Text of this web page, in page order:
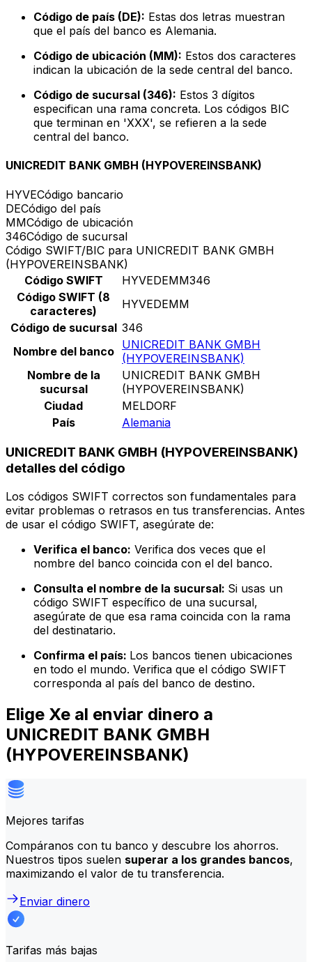
Código de país (DE): Estas dos letras muestran
que el país del banco es Alemania.
Código de ubicación (MM): Estos dos caracteres
indican la ubicación de la sede central del banco.
Código de sucursal (346): Estos 3 dígitos
especifican una rama concreta. Los códigos BIC
que terminan en 'XXX', se refieren a la sede
central del banco.
UNICREDIT BANK GMBH (HYPOVEREINSBANK)
HYVECódigo bancario
DECódigo del país
MMCódigo de ubicación
346Código de sucursal
Código SWIFT/BIC para UNICREDIT BANK GMBH
(HYPOVEREINSBANK)
Código SWIFT
HYVEDEMM346
Código SWIFT (8
caracteres)
HYVEDEMM
Código de sucursal 346
Nombre del banco
UNICREDIT BANK GMBH
(HYPOVEREINSBANK)
Nombre de la
sucursal
UNICREDIT BANK GMBH
(HYPOVEREINSBANK)
Ciudad
MELDORF
País
Alemania
UNICREDIT BANK GMBH (HYPOVEREINSBANK)
detalles del código
Los códigos SWIFT correctos son fundamentales para
evitar problemas o retrasos en tus transferencias. Antes
de usar el código SWIFT, asegúrate de:
Verifica el banco: Verifica dos veces que el
nombre del banco coincida con el del banco.
Consulta el nombre de la sucursal: Si usas un
código SWIFT específico de una sucursal,
asegúrate de que esa rama coincida con la rama
del destinatario.
Confirma el país: Los bancos tienen ubicaciones
en todo el mundo. Verifica que el código SWIFT
corresponda al país del banco de destino.
Elige Xe al enviar dinero a
UNICREDIT BANK GMBH
(HYPOVEREINSBANK)
Mejores tarifas
Compáranos con tu banco y descubre los ahorros.
Nuestros tipos suelen superar a los grandes bancos,
maximizando el valor de tu transferencia.
Enviar dinero
Tarifas más bajas